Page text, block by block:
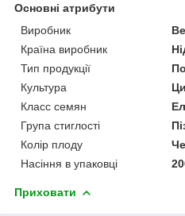
Основні атрибути
Виробник
Країна виробник
Тип продукції
Культура
Класс семян
Група стиглості
Колір плоду
Насіння в упаковці
Приховати